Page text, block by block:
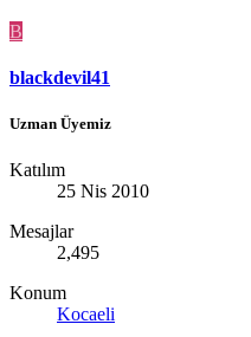
B
blackdevil41
Uzman Üyemiz
Katılım
25 Nis 2010
Mesajlar
2,495
Konum
Kocaeli